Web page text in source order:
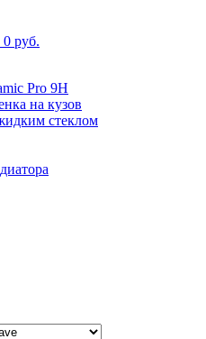
0 руб.
Pro 9H
на кузов
стеклом